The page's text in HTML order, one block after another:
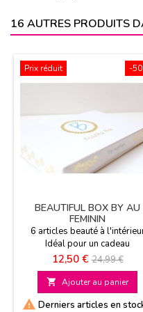
16 AUTRES PRODUITS
-
Prix réduit
BEAUTIFUL BOX BY AU
FEMININ
6 articles beauté à
Idéal pour un cadeau
Prix
12,50 € Prix
de
base
24,99 €
 Ajouter au panier
 Derniers articles en